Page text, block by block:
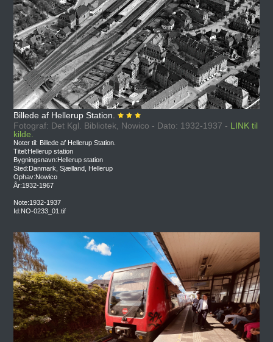
Billede af Hellerup Station.
Fotograf: Det Kgl. Bibliotek, Nowico - Dato: 1932-1937 - LINK til
kilde.
Noter til: Billede af Hellerup Station.
Titel:Hellerup station
Bygningsnavn:Hellerup station
Sted:Danmark, Sjælland, Hellerup
Ophav:Nowico
År:1932-1967
Note:1932-1937
Id:NO-0233_01.tif